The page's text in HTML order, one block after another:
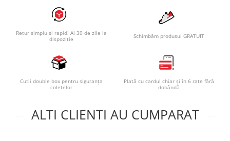
Retur simplu și rapid! Ai 30 de zile la
dispoziție
Schimbăm produsul GRATUIT
Cutii double box pentru siguranța
coletelor
Plată cu cardul chiar și în 6 rate fără
dobândă
ALTI CLIENTI AU CUMPARAT